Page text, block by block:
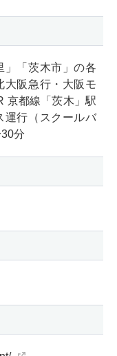
」「茨木市」の各
大阪急行・大阪モ
京都線「茨木」駅
運行（スクールバ
分